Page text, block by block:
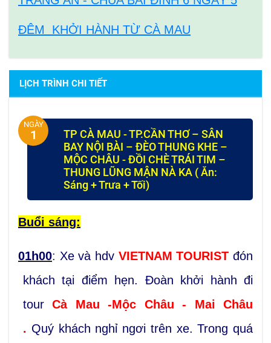
ĐÊM KHỞI HÀNH TỪ CÀ MAU
LỊCH TRÌNH CHI TIẾT
NGÀY
1
TP CÀ MAU - TP.CẦN THƠ – SÂN
BAY NỘI BÀI – ĐÈO THUNG KHE –
MỘC CHÂU - ĐỒI CHÈ TRÁI TIM –
THUNG LŨNG MẬN NÀ KA ( Ăn:
Sáng + Trưa + Tối)
Buổi sáng:
01h00: Xe và hdv VIETNAM TOURIST đón
khách tại điểm hẹn. Đoàn khởi hành đi
tourCà Mau-Mộc Châu - Mai Châu
. Quý khách nghỉ ngơi trên xe. Trong quá